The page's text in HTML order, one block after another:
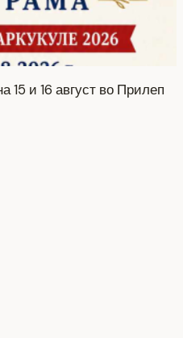
15 и 16 август во Прилеп